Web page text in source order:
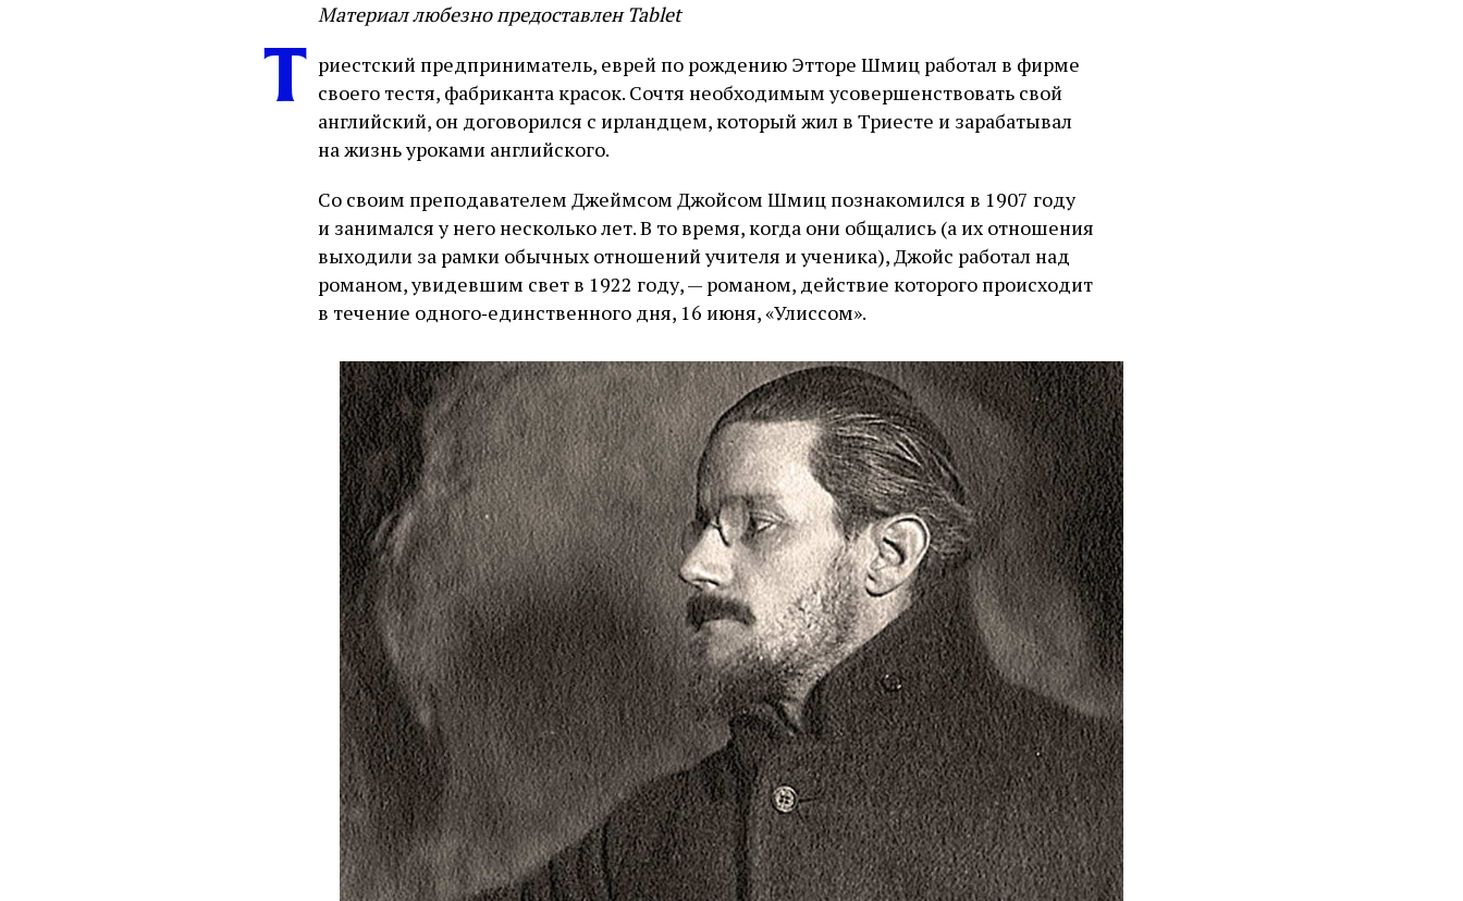
Материал любезно предоставлен Tablet
Т риестский предприниматель, еврей по рождению Этторе Шмиц работал в фирме
своего тестя, фабриканта красок. Сочтя необходимым усовершенствовать свой
английский, он договорился с ирландцем, который жил в Триесте и зарабатывал
на жизнь уроками английского.
Со своим преподавателем Джеймсом Джойсом Шмиц познакомился в 1907 году
и занимался у него несколько лет. В то время, когда они общались (а их отношения
выходили за рамки обычных отношений учителя и ученика), Джойс работал над
романом, увидевшим свет в 1922 году, — романом, действие которого происходит
в течение одного‑единственного дня, 16 июня, «Улиссом».